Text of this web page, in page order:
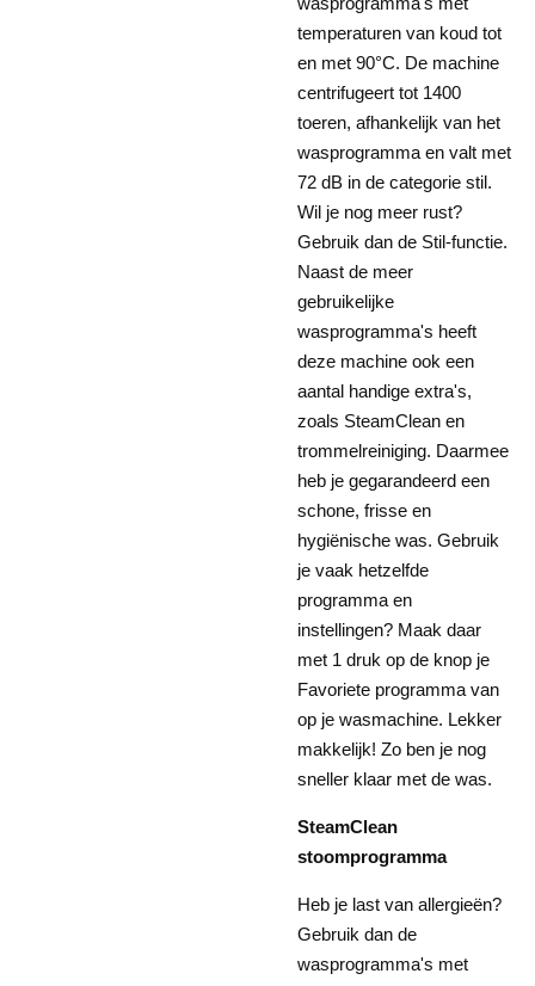
temperaturen van koud tot
en met 90°C. De machine
centrifugeert tot 1400
toeren, afhankelijk van het
wasprogramma en valt met
72 dB in de categorie stil.
Wil je nog meer rust?
Gebruik dan de Stil-functie.
Naast de meer
gebruikelijke
wasprogramma's heeft
deze machine ook een
aantal handige extra's,
zoals SteamClean en
trommelreiniging. Daarmee
heb je gegarandeerd een
schone, frisse en
hygiënische was. Gebruik
je vaak hetzelfde
programma en
instellingen? Maak daar
met 1 druk op de knop je
Favoriete programma van
op je wasmachine. Lekker
makkelijk! Zo ben je nog
sneller klaar met de was.
SteamClean
stoomprogramma
Heb je last van allergieën?
Gebruik dan de
wasprogramma's met